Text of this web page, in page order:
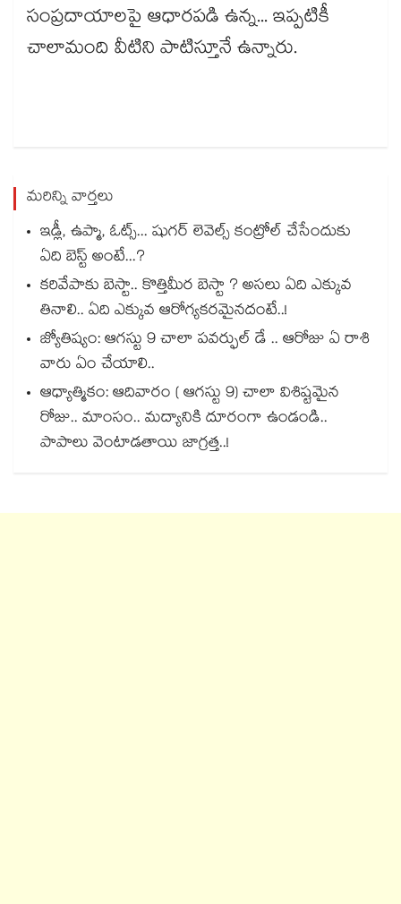
సంప్రదాయాలపై ఆధారపడి ఉన్న... ఇప్పటికీ
చాలామంది వీటిని పాటిస్తూనే ఉన్నారు.
మరిన్ని వార్తలు
ఇడ్లీ, ఉప్మా, ఓట్స్... షుగర్ లెవెల్స్ కంట్రోల్ చేసేందుకు
ఏది బెస్ట్ అంటే...?
కరివేపాకు బెస్టా.. కొత్తిమీర బెస్టా ? అసలు ఏది ఎక్కువ
తినాలి.. ఏది ఎక్కువ ఆరోగ్యకరమైనదంటే..!
జ్యోతిష్యం: ఆగస్టు 9 చాలా పవర్ఫుల్ డే .. ఆరోజు ఏ రాశి
వారు ఏం చేయాలి..
ఆధ్యాత్మికం: ఆదివారం ( ఆగస్టు 9) చాలా విశిష్టమైన
రోజు.. మాంసం.. మద్యానికి దూరంగా ఉండండి..
పాపాలు వెంటాడతాయి జాగ్రత్త..!